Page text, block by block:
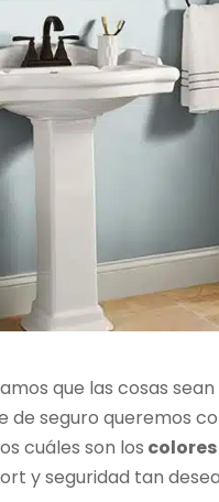
que las cosas
de seguro queremos
cuáles son los
y seguridad tan